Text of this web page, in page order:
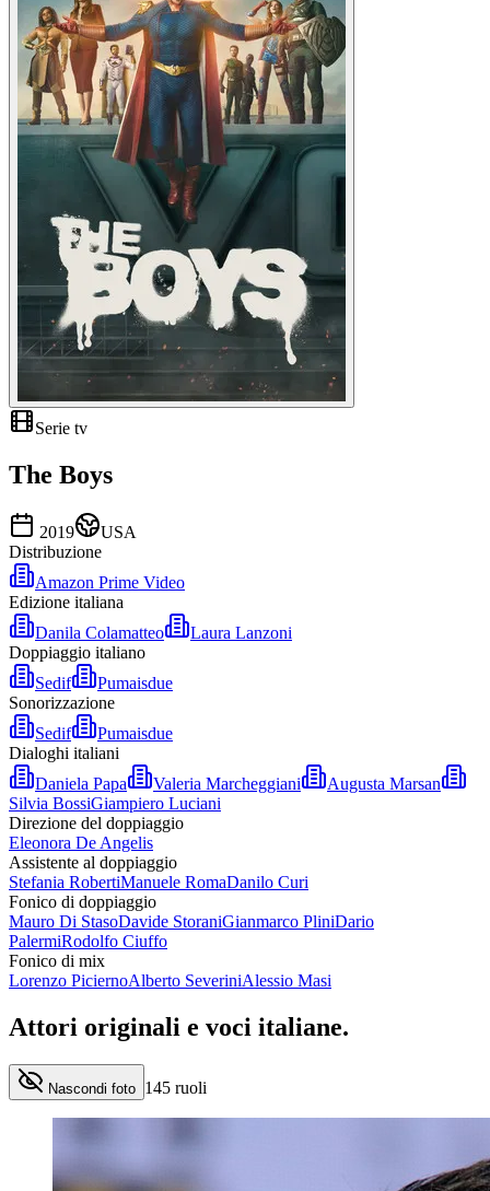
Serie tv
The Boys
2019
USA
Distribuzione
Amazon Prime Video
Edizione italiana
Danila Colamatteo
Laura Lanzoni
Doppiaggio italiano
Sedif
Pumaisdue
Sonorizzazione
Sedif
Pumaisdue
Dialoghi italiani
Daniela Papa
Valeria Marcheggiani
Augusta Marsan
Silvia BossiGiampiero Luciani
Direzione del doppiaggio
Eleonora De Angelis
Assistente al doppiaggio
Stefania RobertiManuele RomaDanilo Curi
Fonico di doppiaggio
Mauro Di StasoDavide StoraniGianmarco PliniDario
PalermiRodolfo Ciuffo
Fonico di mix
Lorenzo PiciernoAlberto SeveriniAlessio Masi
Attori originali e voci italiane.
Nascondi foto 145 ruoli